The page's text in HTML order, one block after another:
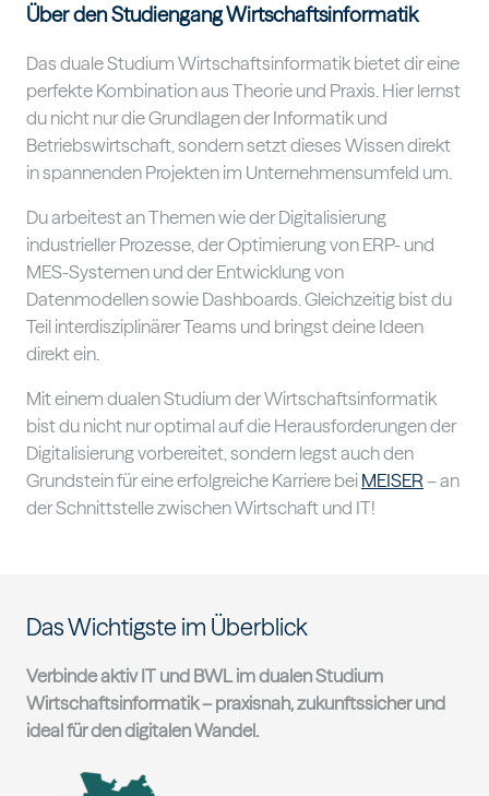
Über den Studiengang Wirtschaftsinformatik
Das duale Studium Wirtschaftsinformatik bietet dir eine
perfekte Kombination aus Theorie und Praxis. Hier lernst
du nicht nur die Grundlagen der Informatik und
Betriebswirtschaft, sondern setzt dieses Wissen direkt
in spannenden Projekten im Unternehmensumfeld um.
Du arbeitest an Themen wie der Digitalisierung
industrieller Prozesse, der Optimierung von ERP- und
MES-Systemen und der Entwicklung von
Datenmodellen sowie Dashboards. Gleichzeitig bist du
Teil interdisziplinärer Teams und bringst deine Ideen
direkt ein.
Mit einem dualen Studium der Wirtschaftsinformatik
bist du nicht nur optimal auf die Herausforderungen der
Digitalisierung vorbereitet, sondern legst auch den
Grundstein für eine erfolgreiche Karriere beiMEISER– an
der Schnittstelle zwischen Wirtschaft und IT!
Das Wichtigste im Überblick
Verbinde aktiv IT und BWL im dualen Studium
Wirtschaftsinformatik – praxisnah, zukunftssicher und
ideal für den digitalen Wandel.